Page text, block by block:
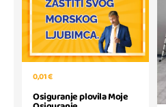
0,01 €
Osiguranje plovila Moje